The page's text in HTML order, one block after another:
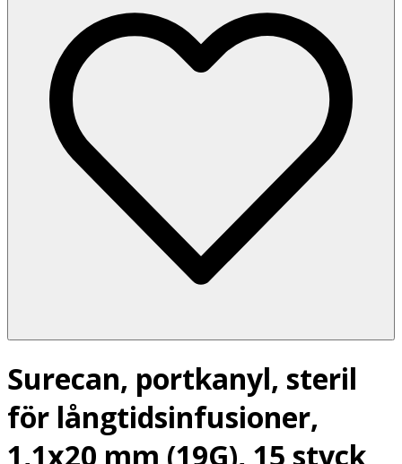
Surecan, portkanyl, steril
för långtidsinfusioner,
1,1x20 mm (19G), 15 styck